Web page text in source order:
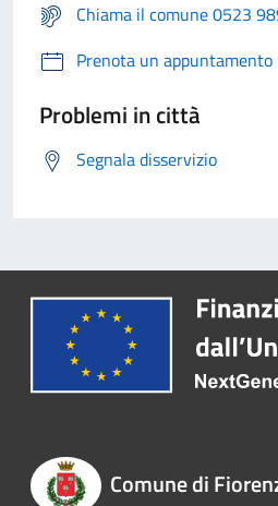
Chiama il comune 0523
Prenota un appuntamento
Problemi in città
Segnala disservizio
Comune di